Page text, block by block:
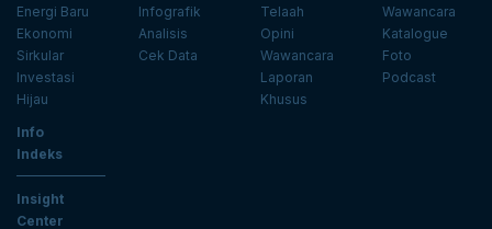
Energi Baru
Ekonomi
Sirkular
Investasi
Hijau
Infografik
Analisis
Cek Data
Telaah
Opini
Wawancara
Laporan
Khusus
Wawancara
Katalogue
Foto
Podcast
Info
Indeks
Insight
Center